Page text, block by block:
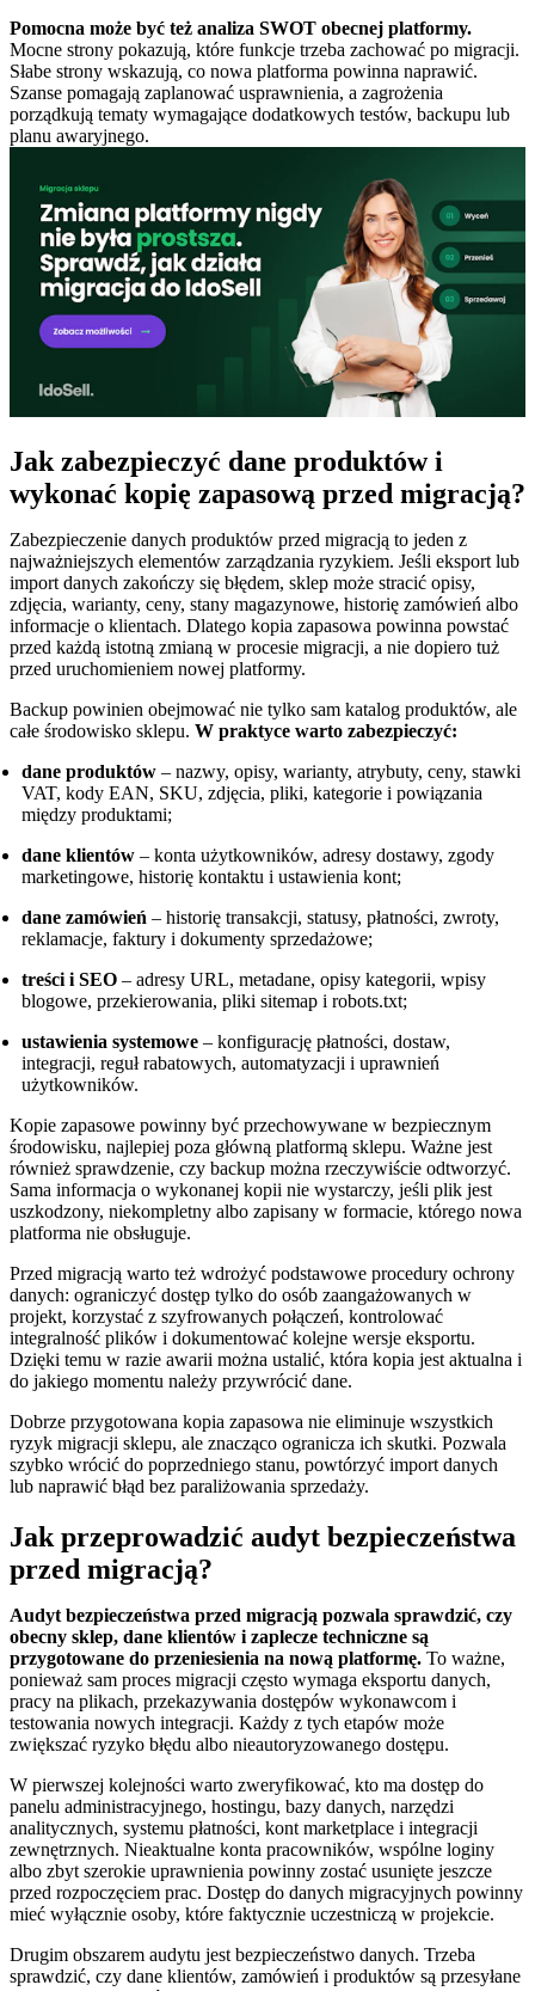
Pomocna może być też analiza SWOT obecnej platformy.
Mocne strony pokazują, które funkcje trzeba zachować po migracji.
Słabe strony wskazują, co nowa platforma powinna naprawić.
Szanse pomagają zaplanować usprawnienia, a zagrożenia
porządkują tematy wymagające dodatkowych testów, backupu lub
planu awaryjnego.
Jak zabezpieczyć dane produktów i
wykonać kopię zapasową przed migracją?
Zabezpieczenie danych produktów przed migracją to jeden z
najważniejszych elementów zarządzania ryzykiem. Jeśli eksport lub
import danych zakończy się błędem, sklep może stracić opisy,
zdjęcia, warianty, ceny, stany magazynowe, historię zamówień albo
informacje o klientach. Dlatego kopia zapasowa powinna powstać
przed każdą istotną zmianą w procesie migracji, a nie dopiero tuż
przed uruchomieniem nowej platformy.
Backup powinien obejmować nie tylko sam katalog produktów, ale
całe środowisko sklepu. W praktyce warto zabezpieczyć:
dane produktów – nazwy, opisy, warianty, atrybuty, ceny, stawki
VAT, kody EAN, SKU, zdjęcia, pliki, kategorie i powiązania
między produktami;
dane klientów – konta użytkowników, adresy dostawy, zgody
marketingowe, historię kontaktu i ustawienia kont;
dane zamówień – historię transakcji, statusy, płatności, zwroty,
reklamacje, faktury i dokumenty sprzedażowe;
treści i SEO – adresy URL, metadane, opisy kategorii, wpisy
blogowe, przekierowania, pliki sitemap i robots.txt;
ustawienia systemowe – konfigurację płatności, dostaw,
integracji, reguł rabatowych, automatyzacji i uprawnień
użytkowników.
Kopie zapasowe powinny być przechowywane w bezpiecznym
środowisku, najlepiej poza główną platformą sklepu. Ważne jest
również sprawdzenie, czy backup można rzeczywiście odtworzyć.
Sama informacja o wykonanej kopii nie wystarczy, jeśli plik jest
uszkodzony, niekompletny albo zapisany w formacie, którego nowa
platforma nie obsługuje.
Przed migracją warto też wdrożyć podstawowe procedury ochrony
danych: ograniczyć dostęp tylko do osób zaangażowanych w
projekt, korzystać z szyfrowanych połączeń, kontrolować
integralność plików i dokumentować kolejne wersje eksportu.
Dzięki temu w razie awarii można ustalić, która kopia jest aktualna i
do jakiego momentu należy przywrócić dane.
Dobrze przygotowana kopia zapasowa nie eliminuje wszystkich
ryzyk migracji sklepu, ale znacząco ogranicza ich skutki. Pozwala
szybko wrócić do poprzedniego stanu, powtórzyć import danych
lub naprawić błąd bez paraliżowania sprzedaży.
Jak przeprowadzić audyt bezpieczeństwa
przed migracją?
Audyt bezpieczeństwa przed migracją pozwala sprawdzić, czy
obecny sklep, dane klientów i zaplecze techniczne są
przygotowane do przeniesienia na nową platformę. To ważne,
ponieważ sam proces migracji często wymaga eksportu danych,
pracy na plikach, przekazywania dostępów wykonawcom i
testowania nowych integracji. Każdy z tych etapów może
zwiększać ryzyko błędu albo nieautoryzowanego dostępu.
W pierwszej kolejności warto zweryfikować, kto ma dostęp do
panelu administracyjnego, hostingu, bazy danych, narzędzi
analitycznych, systemu płatności, kont marketplace i integracji
zewnętrznych. Nieaktualne konta pracowników, wspólne loginy
albo zbyt szerokie uprawnienia powinny zostać usunięte jeszcze
przed rozpoczęciem prac. Dostęp do danych migracyjnych powinny
mieć wyłącznie osoby, które faktycznie uczestniczą w projekcie.
Drugim obszarem audytu jest bezpieczeństwo danych. Trzeba
sprawdzić, czy dane klientów, zamówień i produktów są przesyłane